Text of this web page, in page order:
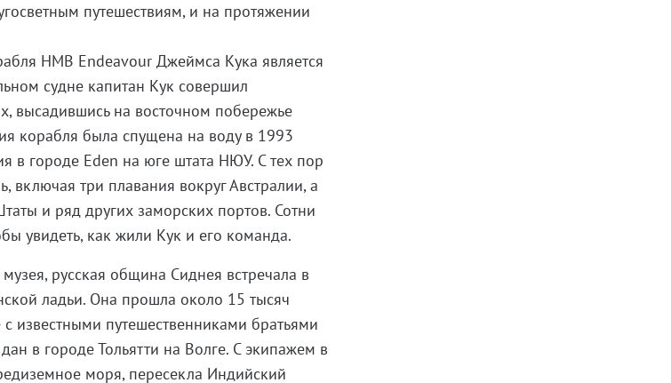
путешествиям, и на протяжении
HMB Endeavour Джеймса Кука является
судне капитан Кук совершил
высадившись на восточном побережье
корабля была спущена на воду в 1993
в городе Eden на юге штата НЮУ. С тех пор
три плавания вокруг Австралии, а
и ряд других заморских портов. Сотни
увидеть, как жили Кук и его команда.
русская община Сиднея встречала в
ладьи. Она прошла около 15 тысяч
известными путешественниками братьями
в городе Тольятти на Волге. С экипажем в
моря, пересекла Индийский